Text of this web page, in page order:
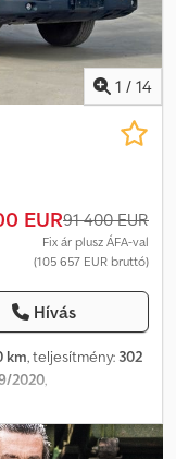
a rendszámot is)
1 / 14
EUR91 400 EUR
Fix ár plusz ÁFA-val
(105 657 EUR bruttó)
Hívás
km, teljesítmény: 302
2020,
, raktér hossza:5 700
1 000 mm,